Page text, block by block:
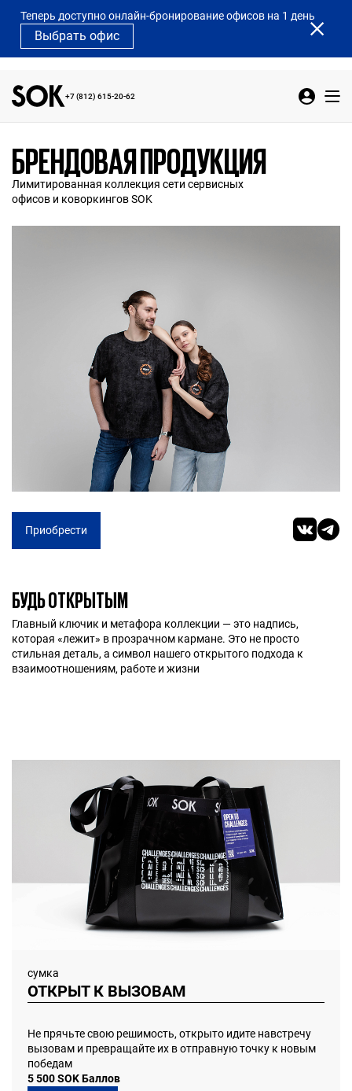
Теперь доступно онлайн-бронирование офисов на 1 день
Выбрать офис
+7 (812) 615-20-62
БРЕНДОВАЯ ПРОДУКЦИЯ
Лимитированная коллекция сети сервисных
офисов и коворкингов SOK
Приобрести
БУДЬ ОТКРЫТЫМ
Главный ключик и метафора коллекции — это надпись,
которая «лежит» в прозрачном кармане. Это не просто
стильная деталь, а символ нашего открытого подхода к
взаимоотношениям, работе и жизни
сумка
ОТКРЫТ К ВЫЗОВАМ
Не прячьте свою решимость, открыто идите навстречу
вызовам и превращайте их в отправную точку к новым
победам
5 500 SOK Баллов